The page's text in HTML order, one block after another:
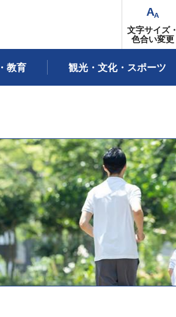
文字サイズ・
色合い変更
教育 観光・文化・スポーツ